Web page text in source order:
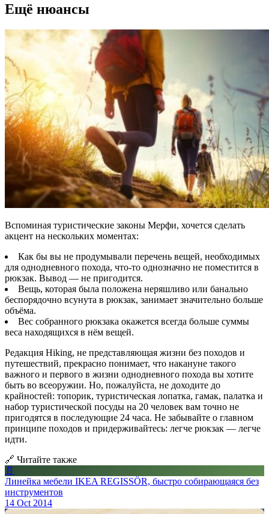
Ещё нюансы
Вспоминая туристические законы Мерфи, хочется сделать
акцент на нескольких моментах:
Как бы вы не продумывали перечень вещей, необходимых
для однодневного похода, что-то однозначно не поместится в
рюкзак. Вывод — не пригодится.
Вещь, которая была положена неряшливо или банально
беспорядочно всунута в рюкзак, занимает значительно больше
объёма.
Вес собранного рюкзака окажется всегда больше суммы
веса находящихся в нём вещей.
Редакция Hiking, не представляющая жизни без походов и
путешествий, прекрасно понимает, что накануне такого
важного и первого в жизни однодневного похода вы хотите
быть во всеоружии. Но, пожалуйста, не доходите до
крайностей: топорик, туристическая лопатка, гамак, палатка и
набор туристической посуды на 20 человек вам точно не
пригодятся в последующие 24 часа. Не забывайте о главном
принципе походов и придерживайтесь: легче рюкзак — легче
идти.
🔗 Читайте также
📄
Линейка мебели IKEA REGISSÖR, быстро собирающаяся без
инструментов
14 Oct 2014